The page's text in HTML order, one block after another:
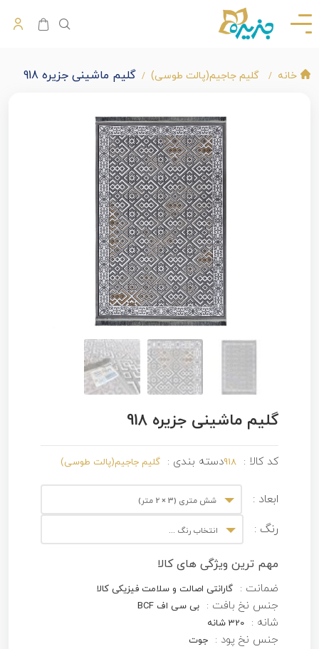
خانه گلیم جاجیم(پالت طوسی) گلیم ماشینی جزیره 918
گلیم ماشینی جزیره 918
کد کالا : 918دسته بندی : گلیم جاجیم(پالت طوسی)
ابعاد : شش متری (3 × 2 متر)
رنگ : انتخاب رنگ ...
مهم ترین ویژگی های کالا
ضمانت : گارانتی اصالت و سلامت فیزیکی کالا
جنس نخ بافت : بی سی اف BCF
شانه : 320 شانه
جنس نخ پود : جوت